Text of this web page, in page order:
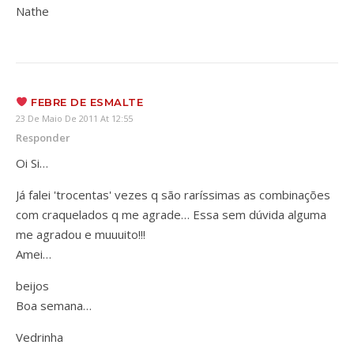
Nathe
FEBRE DE ESMALTE
23 De Maio De 2011 At 12:55
Responder
Oi Si…
Já falei 'trocentas' vezes q são raríssimas as combinações
com craquelados q me agrade… Essa sem dúvida alguma
me agradou e muuuito!!!
Amei…
beijos
Boa semana…
Vedrinha